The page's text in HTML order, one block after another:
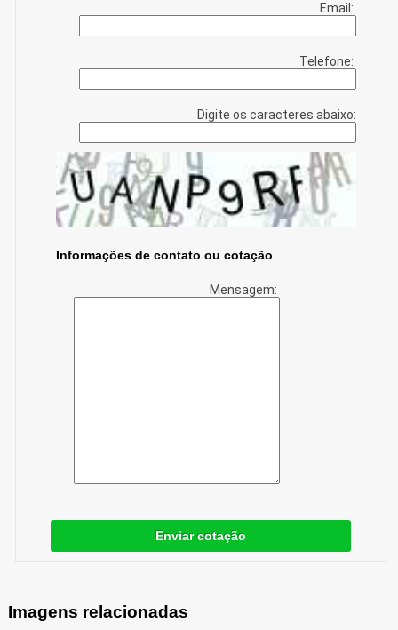
Email:
Telefone:
Digite os caracteres abaixo:
Informações de contato ou cotação
Mensagem:
Enviar cotação
Imagens relacionadas